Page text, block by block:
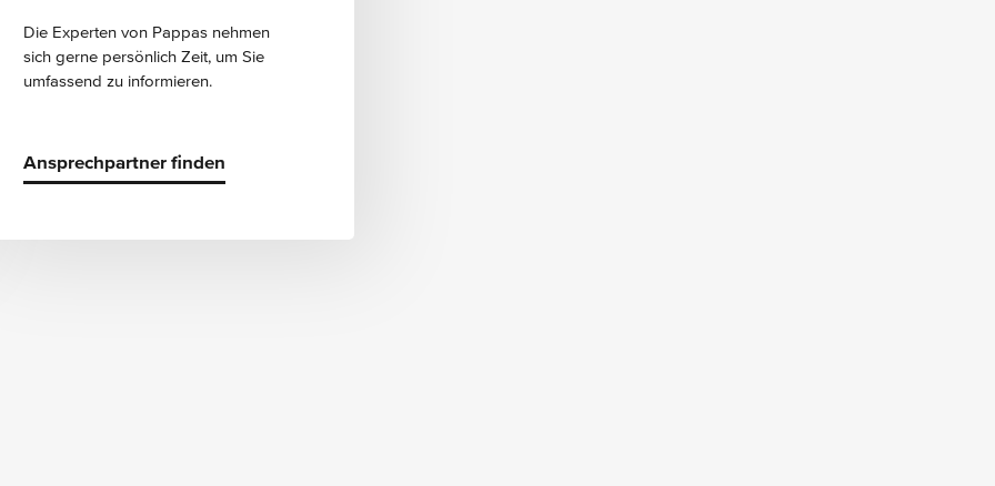
Die Experten von Pappas nehmen
sich gerne persönlich Zeit, um Sie
umfassend zu informieren.
Ansprechpartner finden